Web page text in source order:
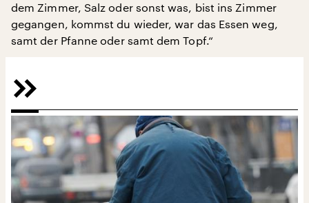
dem Zimmer, Salz oder sonst was, bist ins Zimmer
gegangen, kommst du wieder, war das Essen weg,
samt der Pfanne oder samt dem Topf.“